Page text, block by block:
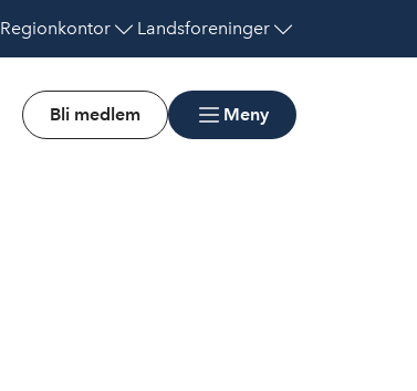
Regionkontor Landsforeninger
Bli medlem Meny